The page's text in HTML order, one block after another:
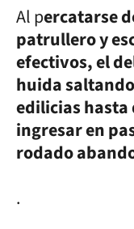
Al percatarse
patrullero y
efectivos, el
huida
edilicias hasta
ingresar en
rodado
.